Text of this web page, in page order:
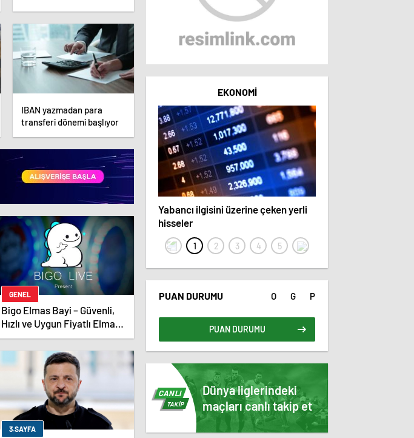
IBAN yazmadan para
transferi dönemi başlıyor
GENEL
Bigo Elmas Bayi – Güvenli,
Hızlı ve Uygun Fiyatlı Elmas
Satın Almanın Yeni Adresi
3.SAYFA
EKONOMI
Yabancı ilgisini üzerine çeken yerli
hisseler
PUAN DURUMU O G P
PUAN DURUMU
Dünya liglerindeki
maçları canlı takip et
CANLI
TAKİP